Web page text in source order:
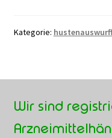
Kategorie:
Wir sind